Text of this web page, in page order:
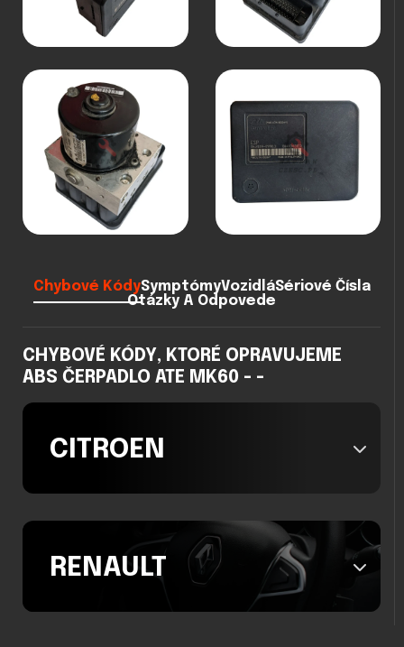
Chybové KódySymptómyVozidláSériové Čísla
Otázky A Odpovede
CHYBOVÉ KÓDY, KTORÉ OPRAVUJEME
ABS ČERPADLO ATE MK60 - -
CITROEN
RENAULT